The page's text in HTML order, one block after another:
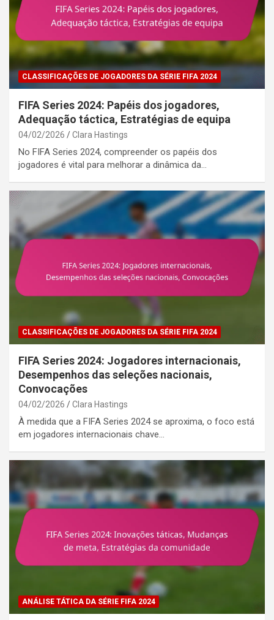
CLASSIFICAÇÕES DE JOGADORES DA SÉRIE FIFA 2024
FIFA Series 2024: Papéis dos jogadores,
Adequação táctica, Estratégias de equipa
04/02/2026 Clara Hastings
No FIFA Series 2024, compreender os papéis dos
jogadores é vital para melhorar a dinâmica da…
CLASSIFICAÇÕES DE JOGADORES DA SÉRIE FIFA 2024
FIFA Series 2024: Jogadores internacionais,
Desempenhos das seleções nacionais,
Convocações
04/02/2026 Clara Hastings
À medida que a FIFA Series 2024 se aproxima, o foco está
em jogadores internacionais chave…
ANÁLISE TÁTICA DA SÉRIE FIFA 2024